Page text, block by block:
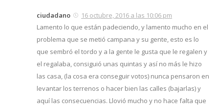
ciudadano
16 octubre, 2016 a las 10:06 pm
Lamento lo que están padeciendo, y lamento mucho en el
problema que se metió campana y su gente, esto es lo
que sembró el tordo y a la gente le gusta que le regalen y
el regalaba, consiguió unas quintas y así no más le hizo
las casa, (la cosa era conseguir votos) nunca pensaron en
levantar los terrenos o hacer bien las calles (bajarlas) y
aquí las consecuencias. Llovió mucho y no hace falta que